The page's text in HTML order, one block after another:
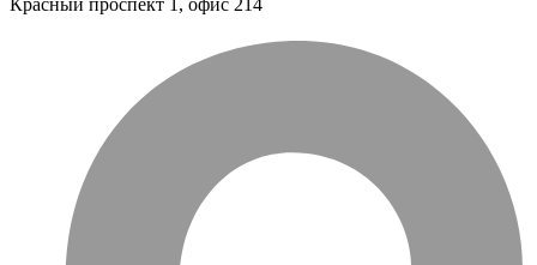
Красный проспект 1, офис 214